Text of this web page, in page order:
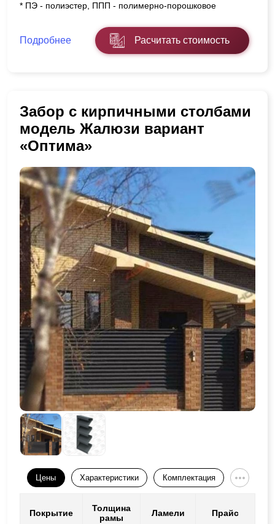
* ПЭ - полиэстер, ППП - полимерно-порошковое
Подробнее Расчитать стоимость
Забор с кирпичными столбами
модель Жалюзи вариант
«Оптима»
Цены Характеристики Комплектация
Покрытие
Толщина
рамы
Ламели Прайс